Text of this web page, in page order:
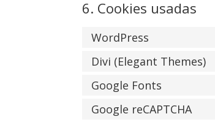
6. Cookies usadas
WordPress
Divi (Elegant Themes)
Google Fonts
Google reCAPTCHA